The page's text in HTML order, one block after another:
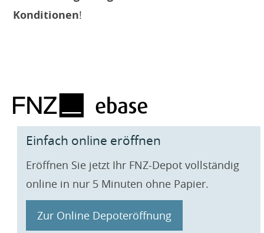
Konditionen!
Einfach online eröffnen
Eröffnen Sie jetzt Ihr FNZ-Depot vollständig
online in nur 5 Minuten ohne Papier.
Zur Online Depoteröffnung